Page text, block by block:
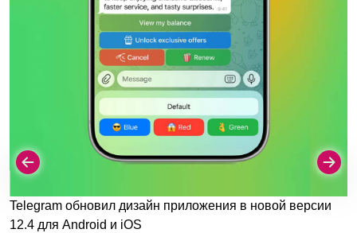
Telegram обновил дизайн приложения в новой версии
12.4 для Android и iOS